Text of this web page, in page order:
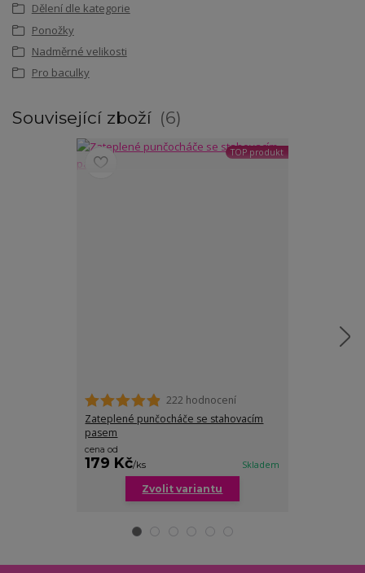
Dělení dle kategorie
Ponožky
Nadměrné velikosti
Pro baculky
Související zboží 6
TOP produkt
222 hodnocení
Zateplené punčocháče se stahovacím
pasem
cena od
179 Kč/ks Skladem
Zvolit variantu